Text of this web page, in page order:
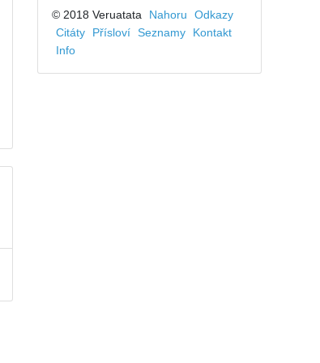
© 2018 Veruatata Nahoru
Odkazy
Citáty
Přísloví Seznamy
Kontakt
Info